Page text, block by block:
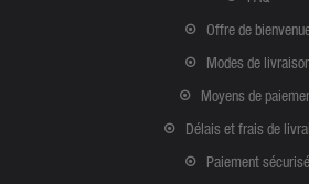
Offre de
Modes de
Moyens de
Délais et frais de
Paiement sécurisé